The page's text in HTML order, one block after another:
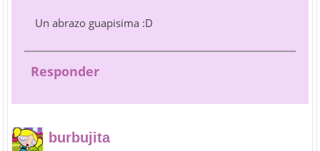
Un abrazo guapisima :D
Responder
burbujita